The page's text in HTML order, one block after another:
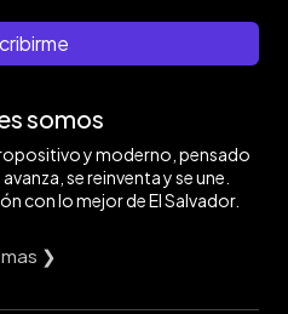
somos
y moderno, pensado
se reinventa y se une.
con lo mejor de El Salvador.
❯